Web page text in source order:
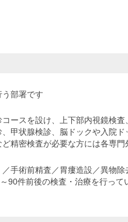
部署です
ースを設け、上下部内視鏡検査、
甲状腺検診、脳ドックや入院ド
精密検査が必要な方には各専門
手術前精査／胃瘻造設／異物除
90件前後の検査・治療を行って